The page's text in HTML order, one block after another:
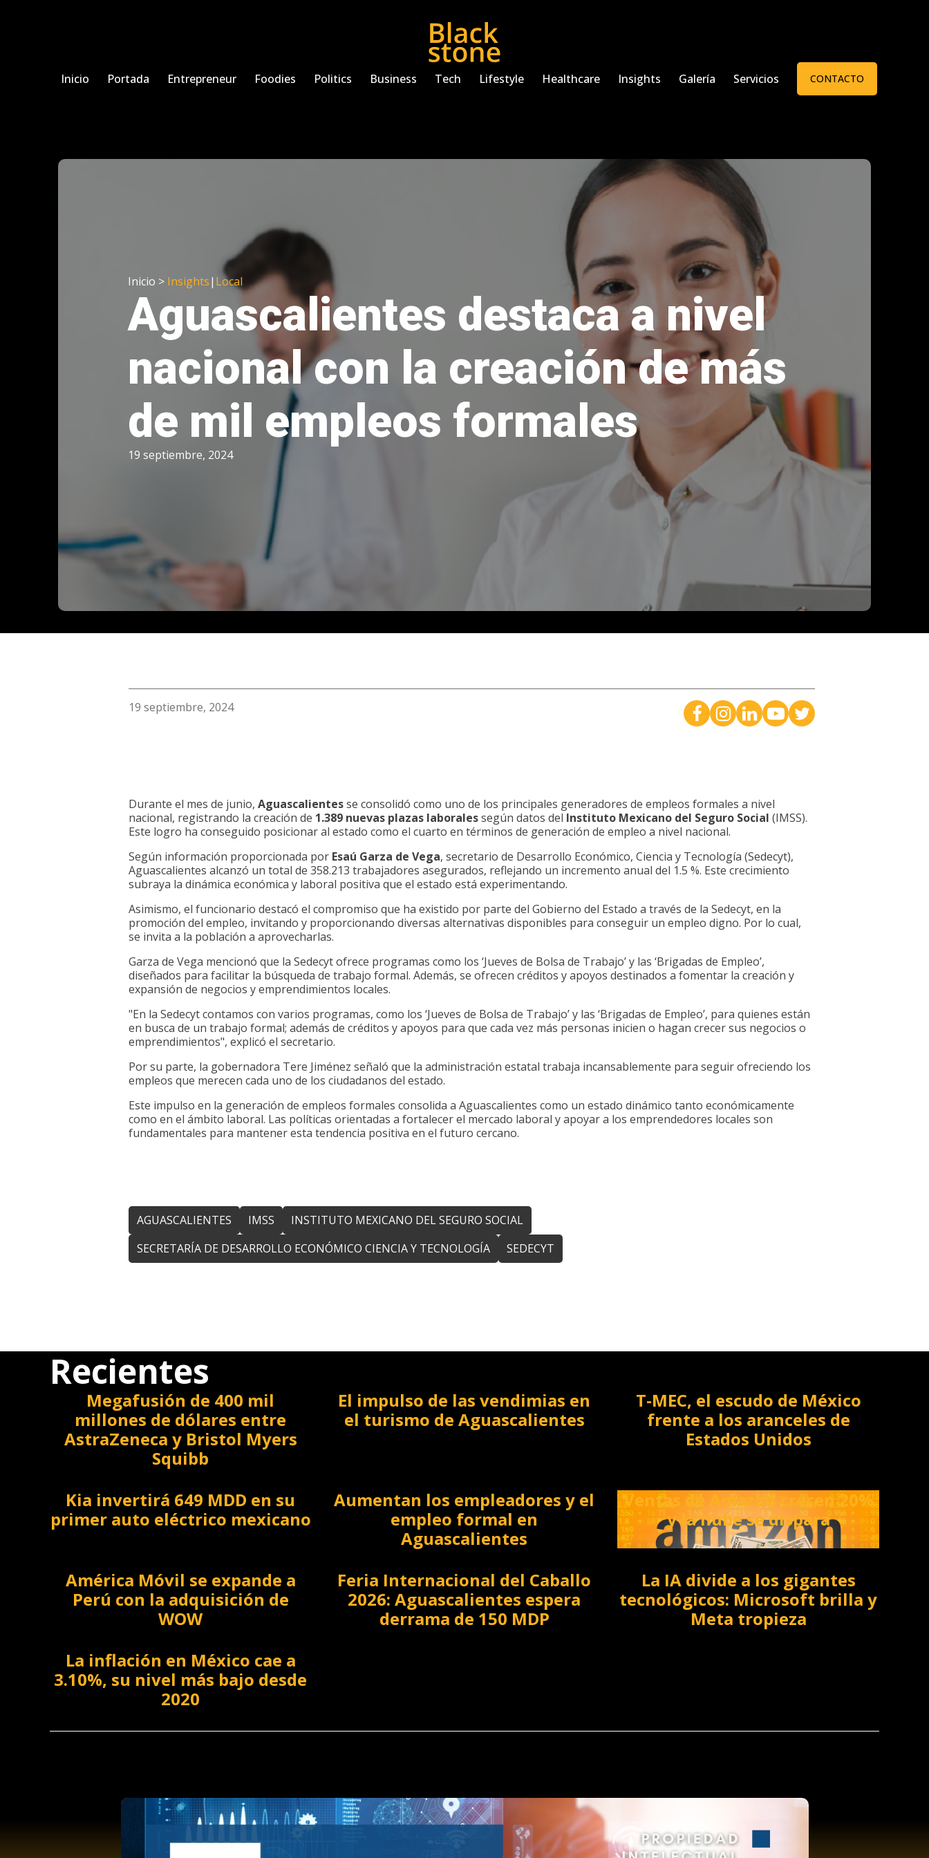
Inicio Portada Entrepreneur Foodies Politics Business Tech Lifestyle Healthcare Insights Galería Servicios CONTACTO
Inicio > Insights| Local
Aguascalientes destaca a nivel
nacional con la creación de más
de mil empleos formales
19 septiembre, 2024
19 septiembre, 2024
Durante el mes de junio, Aguascalientesse consolidó como uno de los principales generadores de empleos formales a nivel
nacional, registrando la creación de 1.389 nuevas plazas laboralessegún datos del Instituto Mexicano del Seguro Social (IMSS).
Este logro ha conseguido posicionar al estado como el cuarto en términos de generación de empleo a nivel nacional.
Según información proporcionada por Esaú Garza de Vega, secretario de Desarrollo Económico, Ciencia y Tecnología (Sedecyt),
Aguascalientes alcanzó un total de 358.213 trabajadores asegurados, reflejando un incremento anual del 1.5 %. Este crecimiento
subraya la dinámica económica y laboral positiva que el estado está experimentando.
Asimismo, el funcionario destacó el compromiso que ha existido por parte del Gobierno del Estado a través de la Sedecyt, en la
promoción del empleo, invitando y proporcionando diversas alternativas disponibles para conseguir un empleo digno. Por lo cual,
se invita a la población a aprovecharlas.
Garza de Vega mencionó que la Sedecyt ofrece programas como los ‘Jueves de Bolsa de Trabajo’ y las ‘Brigadas de Empleo’,
diseñados para facilitar la búsqueda de trabajo formal. Además, se ofrecen créditos y apoyos destinados a fomentar la creación y
expansión de negocios y emprendimientos locales.
"En la Sedecyt contamos con varios programas, como los ‘Jueves de Bolsa de Trabajo’ y las ‘Brigadas de Empleo’, para quienes están
en busca de un trabajo formal; además de créditos y apoyos para que cada vez más personas inicien o hagan crecer sus negocios o
emprendimientos", explicó el secretario.
Por su parte, la gobernadora Tere Jiménez señaló que la administración estatal trabaja incansablemente para seguir ofreciendo los
empleos que merecen cada uno de los ciudadanos del estado.
Este impulso en la generación de empleos formales consolida a Aguascalientes como un estado dinámico tanto económicamente
como en el ámbito laboral. Las políticas orientadas a fortalecer el mercado laboral y apoyar a los emprendedores locales son
fundamentales para mantener esta tendencia positiva en el futuro cercano.
AGUASCALIENTES IMSS
INSTITUTO MEXICANO DEL SEGURO SOCIAL
SECRETARÍA DE DESARROLLO ECONÓMICO CIENCIA Y TECNOLOGÍA
SEDECYT
Recientes
Megafusión de 400 mil
millones de dólares entre
AstraZeneca y Bristol Myers
Squibb
El impulso de las vendimias en
el turismo de Aguascalientes
T-MEC, el escudo de México
frente a los aranceles de
Estados Unidos
Kia invertirá 649 MDD en su
primer auto eléctrico mexicano
Aumentan los empleadores y el
empleo formal en
Aguascalientes
Ventas de Amazon crecen 20%
y la nube se dispara
América Móvil se expande a
Perú con la adquisición de
WOW
Feria Internacional del Caballo
2026: Aguascalientes espera
derrama de 150 MDP
La IA divide a los gigantes
tecnológicos: Microsoft brilla y
Meta tropieza
La inflación en México cae a
3.10%, su nivel más bajo desde
2020